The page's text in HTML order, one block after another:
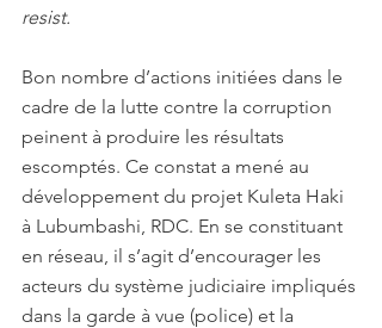
resist.
Bon nombre d’actions initiées dans le
cadre de la lutte contre la corruption
peinent à produire les résultats
escomptés. Ce constat a mené au
développement du projet Kuleta Haki
à Lubumbashi, RDC. En se constituant
en réseau, il s’agit d’encourager les
acteurs du système judiciaire impliqués
dans la garde à vue (police) et la